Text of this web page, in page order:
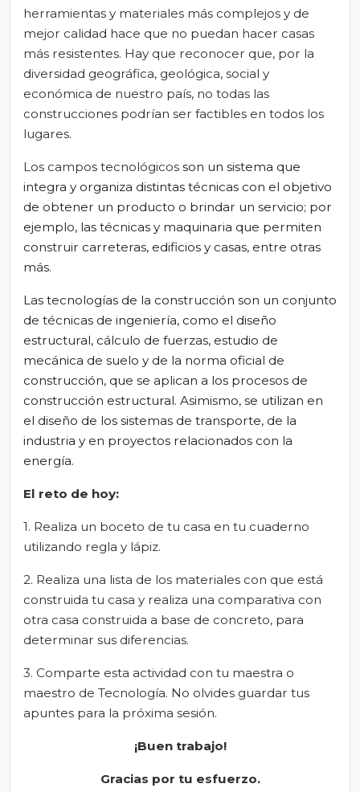
herramientas y materiales más complejos y de
mejor calidad hace que no puedan hacer casas
más resistentes. Hay que reconocer que, por la
diversidad geográfica, geológica, social y
económica de nuestro país, no todas las
construcciones podrían ser factibles en todos los
lugares.
Los campos tecnológicos son un sistema que
integra y organiza distintas técnicas con el objetivo
de obtener un producto o brindar un servicio; por
ejemplo, las técnicas y maquinaria que permiten
construir carreteras, edificios y casas, entre otras
más.
Las tecnologías de la construcción son un conjunto
de técnicas de ingeniería, como el diseño
estructural, cálculo de fuerzas, estudio de
mecánica de suelo y de la norma oficial de
construcción, que se aplican a los procesos de
construcción estructural. Asimismo, se utilizan en
el diseño de los sistemas de transporte, de la
industria y en proyectos relacionados con la
energía.
El reto de hoy:
1. Realiza un boceto de tu casa en tu cuaderno
utilizando regla y lápiz.
2. Realiza una lista de los materiales con que está
construida tu casa y realiza una comparativa con
otra casa construida a base de concreto, para
determinar sus diferencias.
3. Comparte esta actividad con tu maestra o
maestro de Tecnología. No olvides guardar tus
apuntes para la próxima sesión.
¡Buen trabajo!
Gracias por tu esfuerzo.